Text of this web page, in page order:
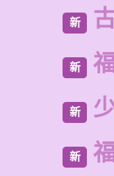
新
新
新
新